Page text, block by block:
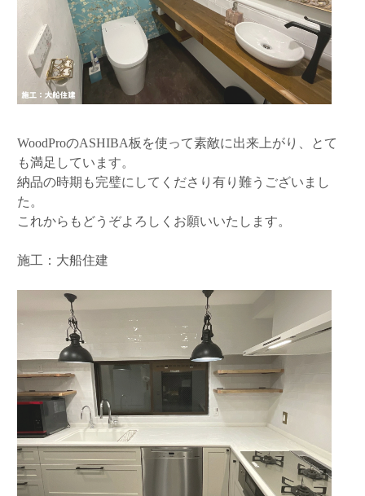
WoodProのASHIBA板を使って素敵に出来上がり、とて
も満足しています。
納品の時期も完璧にしてくださり有り難うございまし
た。
これからもどうぞよろしくお願いいたします。
施工：大船住建